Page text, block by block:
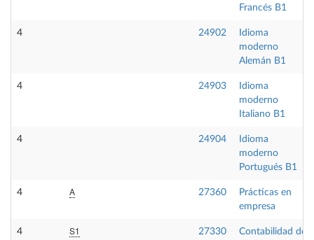
Francés B1
4 24902
Idioma
moderno
Alemán B1
4 24903
Idioma
moderno
Italiano B1
4 24904
Idioma
moderno
Portugués B1
4 A 27360
Prácticas en
empresa
4 S1 27330
Contabilidad de